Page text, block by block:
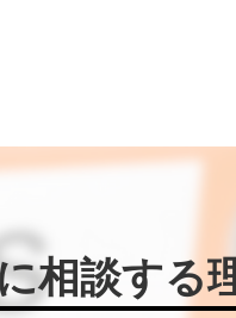
相談する